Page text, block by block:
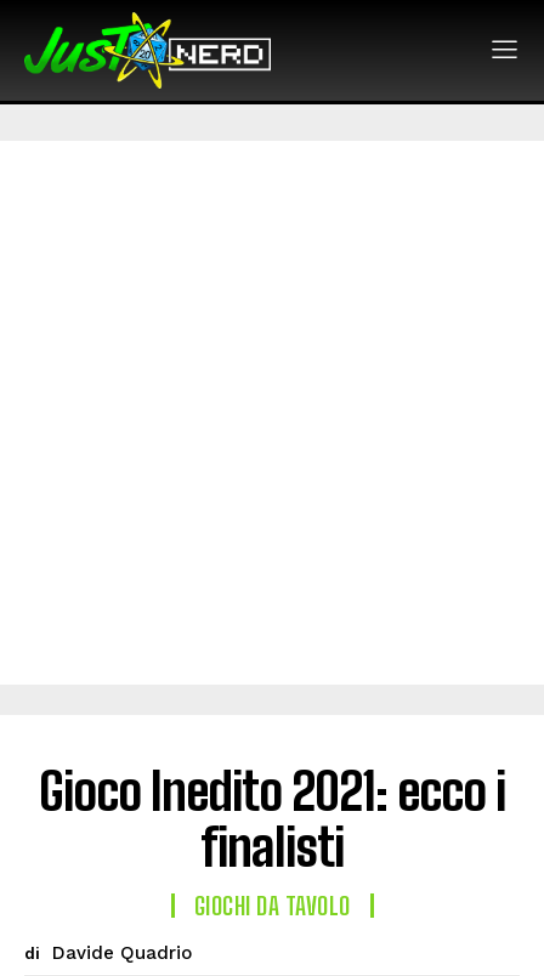
Gioco Inedito 2021: ecco i
finalisti
GIOCHI DA TAVOLO
di Davide Quadrio